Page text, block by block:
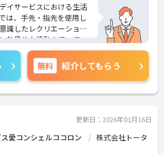
イサービスにおける生活
は、手先・指先を使用し
識したレクリエーション
効果的な活動を行ってい
、プライベートとのメ
きます。また、残業は月
クライフバランスを保ち
。
のでお気軽にご相談くだ
無料 紹介してもらう
更新日：2026年01月16日
愛コンシェルココロン
株式会社トータ